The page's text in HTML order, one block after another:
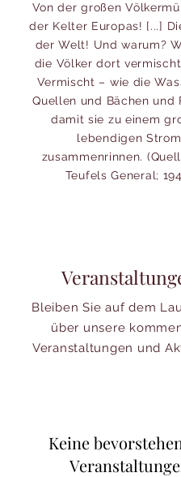
Von der großen
der Kelter Europas! [...]
der Welt! Und warum?
die Völker dort
Vermischt – wie die
Quellen und Bächen und
damit sie zu einem
lebendigen Strom
zusammenrinnen.
Teufels General;
Bleiben Sie auf dem
über unsere
Veranstaltungen und
Keine